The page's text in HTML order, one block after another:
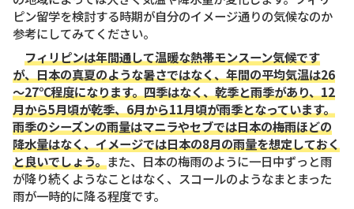
ピン留学を検討する時期が自分のイメージ通りの気候なのか
参考にしてみてください。
フィリピンは年間通して温暖な熱帯モンスーン気候です
が、日本の真夏のような暑さではなく、年間の平均気温は26
～27℃程度になります。四季はなく、乾季と雨季があり、12
月から5月頃が乾季、6月から11月頃が雨季となっています。
雨季のシーズンの雨量はマニラやセブでは日本の梅雨ほどの
降水量はなく、イメージでは日本の8月の雨量を想定しておく
と良いでしょう。また、日本の梅雨のように一日中ずっと雨
が降り続くようなことはなく、スコールのようなまとまった
雨が一時的に降る程度です。